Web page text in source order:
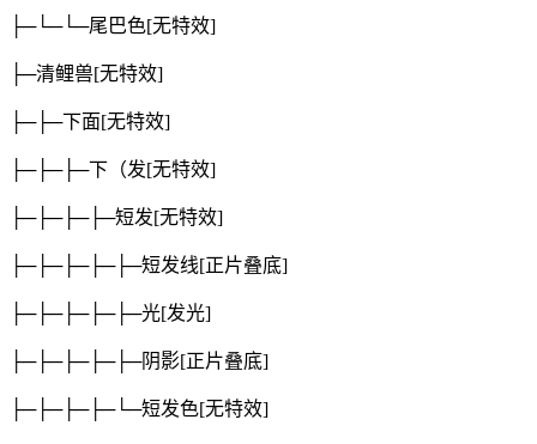
├─└─└─尾巴色[无特效]
├─清鲤兽[无特效]
├─├─下面[无特效]
├─├─├─下（发[无特效]
├─├─├─├─短发[无特效]
├─├─├─├─├─短发线[正片叠底]
├─├─├─├─├─光[发光]
├─├─├─├─├─阴影[正片叠底]
├─├─├─├─└─短发色[无特效]